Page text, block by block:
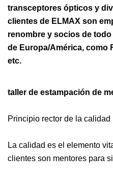
transceptores ópticos y
clientes de ELMAX son
renombre y socios de
de Europa/América, como
etc.
taller de estampación de
Principio rector de la calidad
La calidad es el elemento
clientes son mentores para